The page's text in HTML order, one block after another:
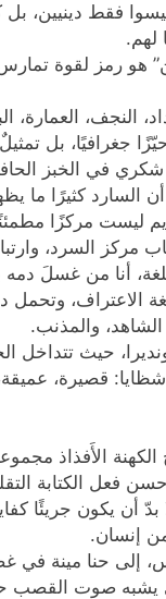
ليسوا فقط
لهم.
رمز لقوة تمارس
العمارة،
جغرافيًا، بل
في الخبز
أن السارد كثيرًا
ليست مركزًا
مركز السرد،
اللغة، أنا من
وتحمل
والمذنب.
حيث تتداخل
قصيرة، عميقة،
الأَفذاذ
حسن فعل الكتابة
بدّ أن يكون جريئًا
إنسان.
إلى حنا مينة في
صوت القصب